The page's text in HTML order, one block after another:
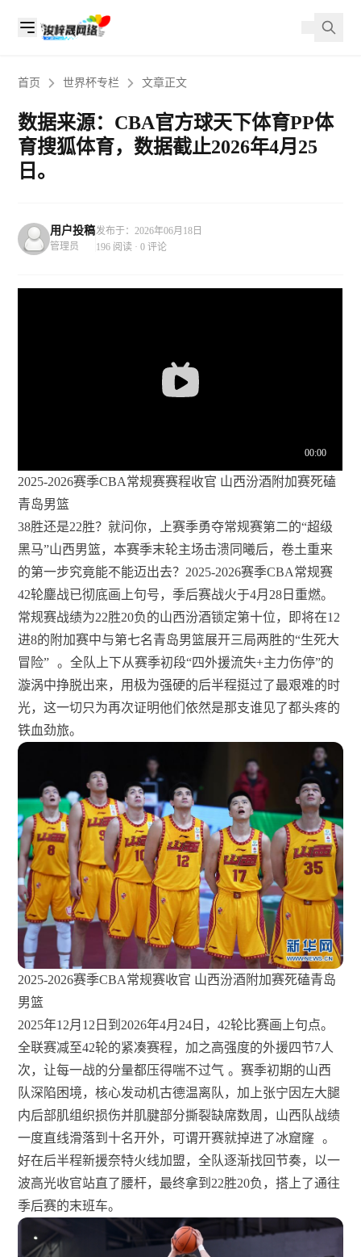
首页 世界杯专栏 文章正文
数据来源：CBA官方球天下体育PP体
育搜狐体育，数据截止2026年4月25
日。
用户投稿
管理员
发布于：2026年06月18日
196 阅读 · 0 评论
2025-2026赛季CBA常规赛赛程收官 山西汾酒附加赛死磕
青岛男篮
38胜还是22胜？就问你，上赛季勇夺常规赛第二的“超级
黑马”山西男篮，本赛季末轮主场击溃同曦后，卷土重来
的第一步究竟能不能迈出去？2025-2026赛季CBA常规赛
42轮鏖战已彻底画上句号，季后赛战火于4月28日重燃。
常规赛战绩为22胜20负的山西汾酒锁定第十位，即将在12
进8的附加赛中与第七名青岛男篮展开三局两胜的“生死大
冒险”
。全队上下从赛季初段“四外援流失+主力伤停”的
漩涡中挣脱出来，用极为强硬的后半程挺过了最艰难的时
光，这一切只为再次证明他们依然是那支谁见了都头疼的
铁血劲旅。
2025-2026赛季CBA常规赛收官 山西汾酒附加赛死磕青岛
男篮
2025年12月12日到2026年4月24日，42轮比赛画上句点。
全联赛减至42轮的紧凑赛程，加之高强度的外援四节7人
次，让每一战的分量都压得喘不过气 。赛季初期的山西
队深陷困境，核心发动机古德温离队，加上张宁因左大腿
内后部肌组织损伤并肌腱部分撕裂缺席数周，山西队战绩
一度直线滑落到十名开外，可谓开赛就掉进了冰窟窿
。
好在后半程新援奈特火线加盟，全队逐渐找回节奏，以一
波高光收官站直了腰杆，最终拿到22胜20负，搭上了通往
季后赛的末班车。